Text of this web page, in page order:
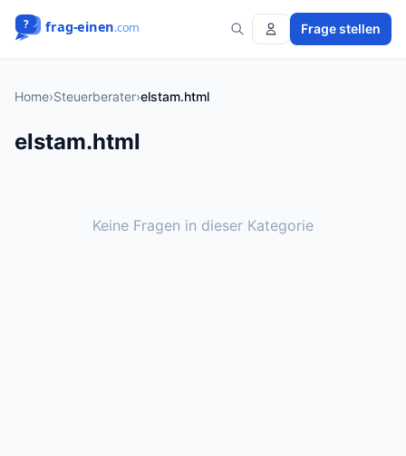
Frage stellen
Home›Steuerberater›elstam.html
elstam.html
Keine Fragen in dieser Kategorie